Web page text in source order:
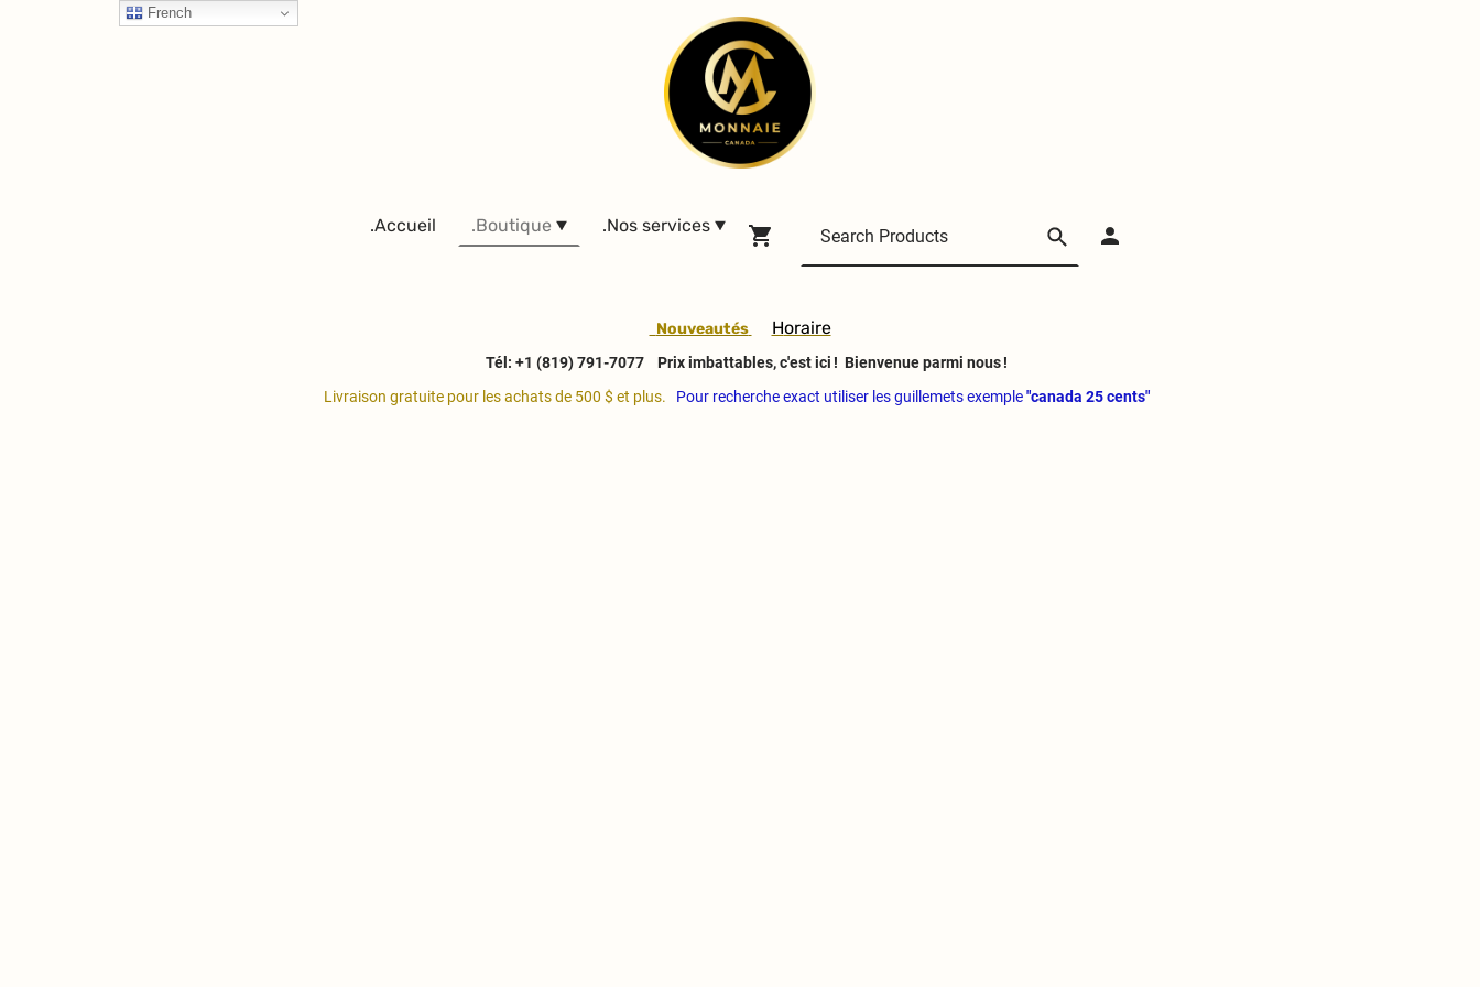
.Accueil .Boutique .Nos services
Nouveautés Horaire
Tél: +1 (819) 791-7077
Prix imbattables, c'est ici ! Bienvenue parmi nous !
Livraison gratuite pour les achats de 500 $ et plus.
Pour recherche exact utiliser les guillemets exemple"canada 25 cents"
French